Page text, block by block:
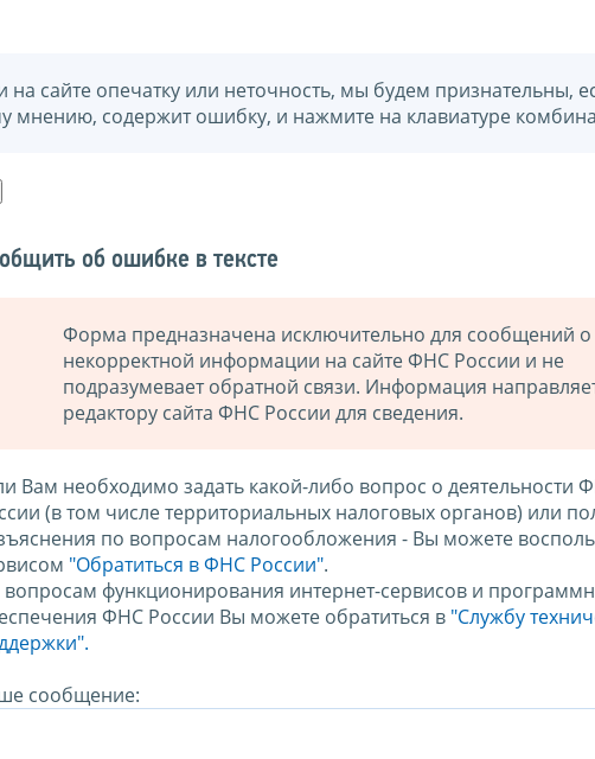
на сайте опечатку или неточность, мы будем признательны,
мнению, содержит ошибку, и нажмите на клавиатуре
об ошибке в тексте
Форма предназначена исключительно для сообщений о
некорректной информации на сайте ФНС России и не
подразумевает обратной связи. Информация
редактору сайта ФНС России для сведения.
Вам необходимо задать какой-либо вопрос о деятельности
(в том числе территориальных налоговых органов) или
по вопросам налогообложения - Вы можете
"Обратиться в ФНС России".
функционирования интернет-сервисов и
ФНС России Вы можете обратиться в "Службу
сообщение: